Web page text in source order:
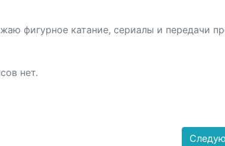
фигурное катание, сериалы и передачи
нет.